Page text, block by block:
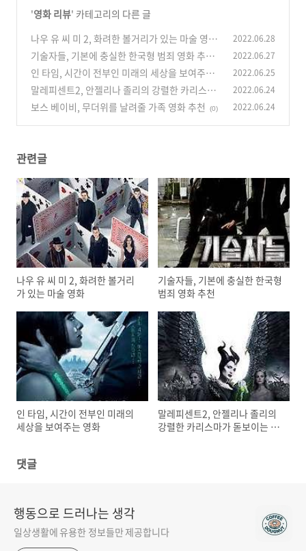
'영화 리뷰' 카테고리의 다른 글
나우 유 씨 미 2, 화려한 볼거리가 있는 마술 영화
(0)
2022.06.28
기술자들, 기본에 충실한 한국형 범죄 영화 추천
(0)
2022.06.27
인 타임, 시간이 전부인 미래의 세상을 보여주는
영화
(0)
2022.06.25
말레피센트2, 안젤리나 졸리의 강렬한 카리스마
가 돋보이는 영화 (0)
2022.06.24
보스 베이비, 무더위를 날려줄 가족 영화 추천 (0) 2022.06.24
관련글
나우 유 씨 미 2, 화려한 볼거리
가 있는 마술 영화
기술자들, 기본에 충실한 한국형
범죄 영화 추천
인 타임, 시간이 전부인 미래의
세상을 보여주는 영화
말레피센트2, 안젤리나 졸리의
강렬한 카리스마가 돋보이는 영
댓글
행동으로 드러나는 생각
일상생활에 유용한 정보들만 제공합니다